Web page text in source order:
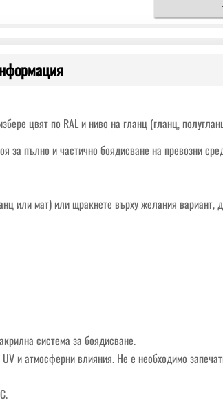
цвят по RAL и ниво на гланц (гланц,
за пълно и частично боядисване на превозни
или мат) или щракнете върху желания
система за боядисване.
и атмосферни влияния. Не е необходимо